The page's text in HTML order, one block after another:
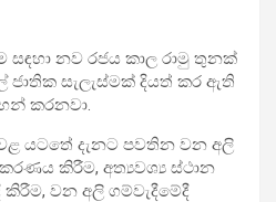
සඳහා නව රජය කාල රාමු තුනක්
ජාතික සැලැස්මක් දියත් කර ඇති
කරනවා.
යටතේ දැනට පවතින වන අලි
කිරීම, අත්‍යවශ්‍ය ස්ථාන
කිරීම, වන අලි ගම්වැදීමේදී